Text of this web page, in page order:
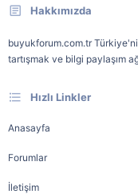
Hakkımızda
buyukforum.com.tr
tartışmak ve bilgi paylaşım
Hızlı Linkler
Anasayfa
Forumlar
İletişim